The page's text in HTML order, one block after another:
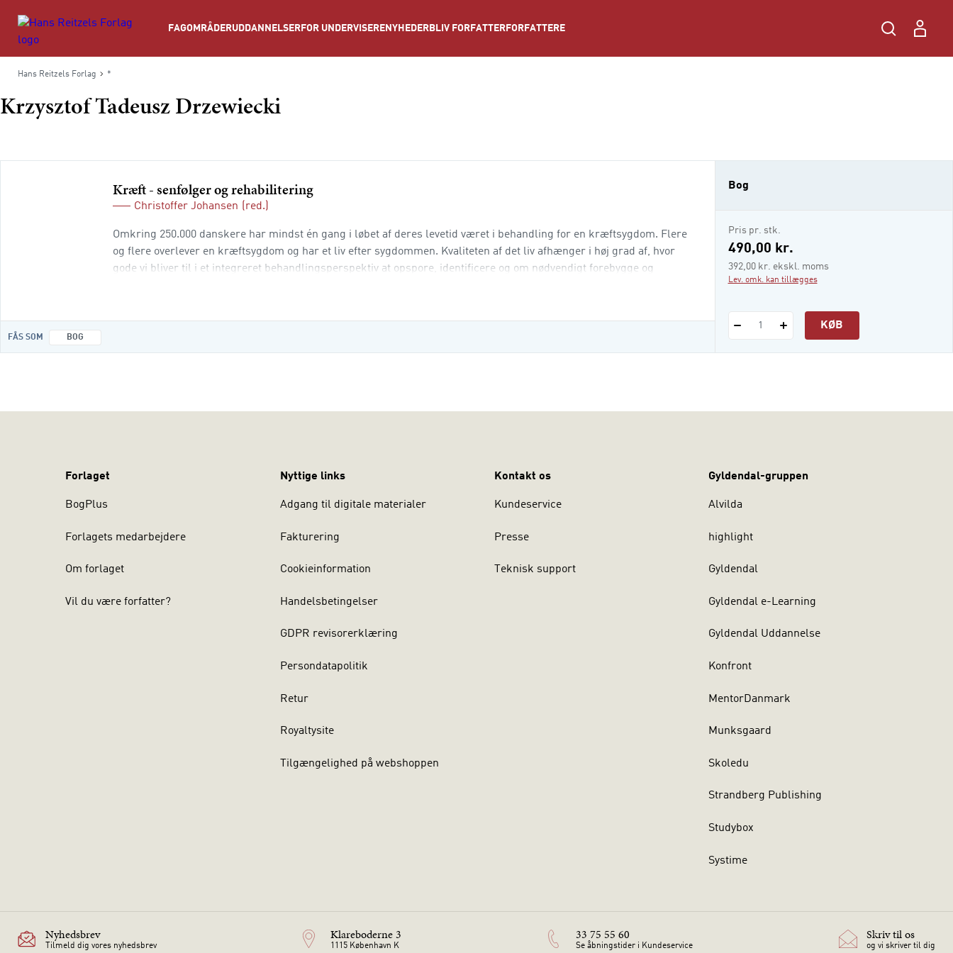
FAGOMRÅDERUDDANNELSER FOR UNDERVISERE NYHEDER BLIV FORFATTER FORFATTERE
Hans Reitzels Forlag *
Krzysztof Tadeusz Drzewiecki
Kræft - senfølger og rehabilitering
Christoffer Johansen (red.)
Omkring 250.000 danskere har mindst én gang i løbet af deres levetid været i behandling for en kræftsygdom. Flere
og flere overlever en kræftsygdom og har et liv efter sygdommen. Kvaliteten af det liv afhænger i høj grad af, hvor
gode vi bliver til i et integreret behandlingsperspektiv at opspore, identificere og om nødvendigt forebygge og
FÅS SOM BOG
Bog
Pris pr. stk.
490,00 kr.
392,00 kr. ekskl. moms
Lev. omk. kan tillægges
1 KØB
Forlaget
BogPlus
Forlagets medarbejdere
Om forlaget
Vil du være forfatter?
Nyttige links
Adgang til digitale materialer
Fakturering
Cookieinformation
Handelsbetingelser
GDPR revisorerklæring
Persondatapolitik
Retur
Royaltysite
Tilgængelighed på webshoppen
Kontakt os
Kundeservice
Presse
Teknisk support
Gyldendal-gruppen
Alvilda
highlight
Gyldendal
Gyldendal e-Learning
Gyldendal Uddannelse
Konfront
MentorDanmark
Munksgaard
Skoledu
Strandberg Publishing
Studybox
Systime
Nyhedsbrev
Tilmeld dig vores nyhedsbrev
Klareboderne 3
1115 København K
33 75 55 60
Se åbningstider i Kundeservice
Skriv til os
og vi skriver til dig